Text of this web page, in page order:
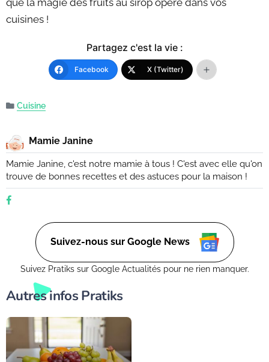
cuisines !
Partagez c'est la vie :
Facebook X (Twitter)
Cuisine
Mamie Janine
Mamie Janine, c'est notre mamie à tous ! C'est avec elle qu'on
trouve de bonnes recettes et des astuces pour la maison !
Suivez-nous sur Google News
Suivez Pratiks sur Google Actualités pour ne rien manquer.
Autres infos Pratiks